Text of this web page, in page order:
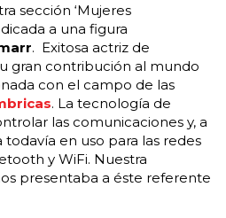
sección ‘Mujeres
a una figura
. Exitosa actriz de
gran contribución al mundo
con el campo de las
. La tecnología de
las comunicaciones y, a
en uso para las redes
y WiFi. Nuestra
presentaba a éste referente